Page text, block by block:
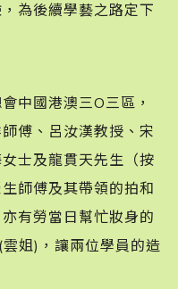
為後續學藝之路定下
中國港澳三O三區，
傅、呂汝漢教授、宋
士及龍貫天先生（按
師傅及其帶領的拍和
有勞當日幫忙妝身的
姐)，讓兩位學員的造